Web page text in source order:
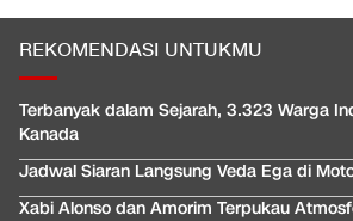
REKOMENDASI UNTUKMU
Terbanyak dalam Sejarah, 3.323 Warga
Kanada
Jadwal Siaran Langsung Veda Ega di
Xabi Alonso dan Amorim Terpukau